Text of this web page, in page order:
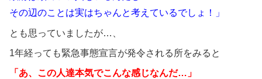
その辺のことは実はちゃんと考えているでしょ！」
とも思っていましたが…、
1年経っても緊急事態宣言が発令される所をみると
「あ、この人達本気でこんな感じなんだ…」